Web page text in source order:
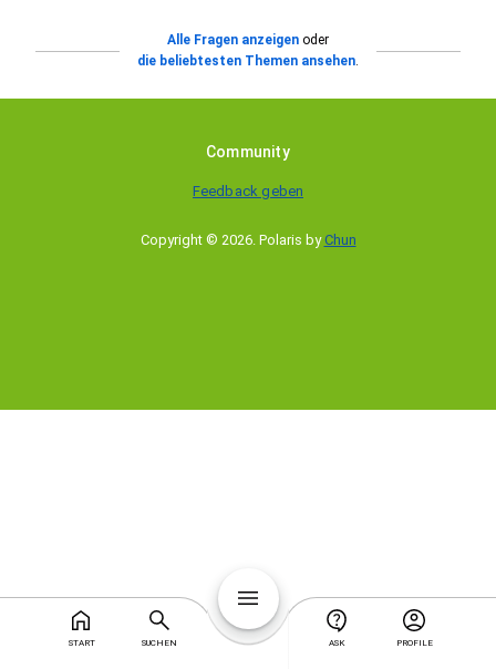
START SUCHEN ASK PROFILE
Alle Fragen anzeigen oder
die beliebtesten Themen ansehen.
Community
Feedback geben
Copyright © 2026. Polaris by Chun